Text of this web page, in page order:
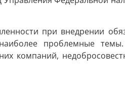
при внедрении
проблемные
компаний,